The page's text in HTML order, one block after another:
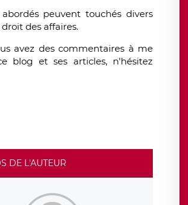
peuvent touchés divers
des affaires.
avez des commentaires à me
blog et ses articles, n'hésitez
DE L'AUTEUR